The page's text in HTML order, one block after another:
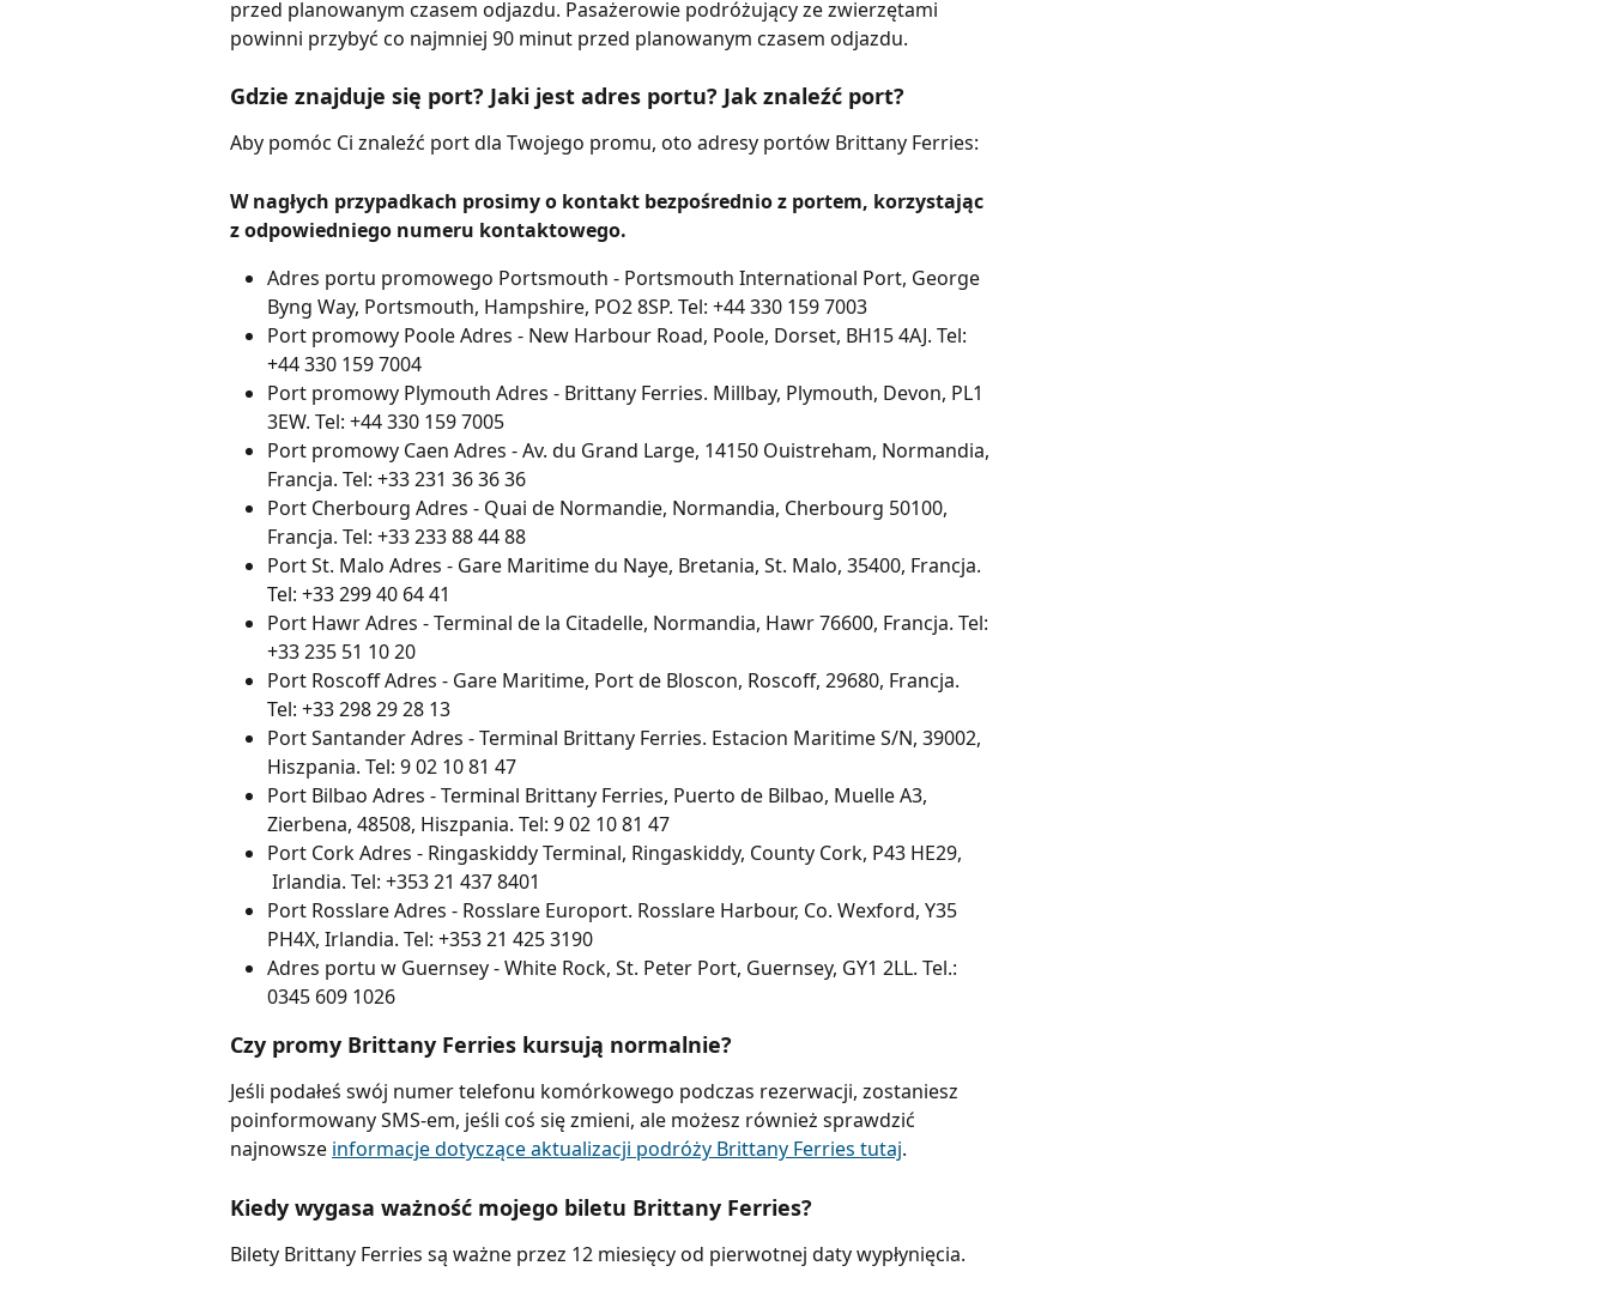
przed planowanym czasem odjazdu. Pasażerowie podróżujący ze zwierzętami
powinni przybyć co najmniej 90 minut przed planowanym czasem odjazdu.
Gdzie znajduje się port? Jaki jest adres portu? Jak znaleźć port?
Aby pomóc Ci znaleźć port dla Twojego promu, oto adresy portów Brittany Ferries:
W nagłych przypadkach prosimy o kontakt bezpośrednio z portem, korzystając
z odpowiedniego numeru kontaktowego.
Adres portu promowego Portsmouth - Portsmouth International Port, George
Byng Way, Portsmouth, Hampshire, PO2 8SP. Tel: +44 330 159 7003
Port promowy Poole Adres - New Harbour Road, Poole, Dorset, BH15 4AJ. Tel:
+44 330 159 7004
Port promowy Plymouth Adres - Brittany Ferries. Millbay, Plymouth, Devon, PL1
3EW. Tel: +44 330 159 7005
Port promowy Caen Adres - Av. du Grand Large, 14150 Ouistreham, Normandia,
Francja. Tel: +33 231 36 36 36
Port Cherbourg Adres - Quai de Normandie, Normandia, Cherbourg 50100,
Francja. Tel: +33 233 88 44 88
Port St. Malo Adres - Gare Maritime du Naye, Bretania, St. Malo, 35400, Francja.
Tel: +33 299 40 64 41
Port Hawr Adres - Terminal de la Citadelle, Normandia, Hawr 76600, Francja. Tel:
+33 235 51 10 20
Port Roscoff Adres - Gare Maritime, Port de Bloscon, Roscoff, 29680, Francja.
Tel: +33 298 29 28 13
Port Santander Adres - Terminal Brittany Ferries. Estacion Maritime S/N, 39002,
Hiszpania. Tel: 9 02 10 81 47
Port Bilbao Adres - Terminal Brittany Ferries, Puerto de Bilbao, Muelle A3,
Zierbena, 48508, Hiszpania. Tel: 9 02 10 81 47
Port Cork Adres - Ringaskiddy Terminal, Ringaskiddy, County Cork, P43 HE29,
Irlandia. Tel: +353 21 437 8401
Port Rosslare Adres - Rosslare Europort. Rosslare Harbour, Co. Wexford, Y35
PH4X, Irlandia. Tel: +353 21 425 3190
Adres portu w Guernsey - White Rock, St. Peter Port, Guernsey, GY1 2LL. Tel.:
0345 609 1026
Czy promy Brittany Ferries kursują normalnie?
Jeśli podałeś swój numer telefonu komórkowego podczas rezerwacji, zostaniesz
poinformowany SMS-em, jeśli coś się zmieni, ale możesz również sprawdzić
najnowsze informacje dotyczące aktualizacji podróży Brittany Ferries tutaj.
Kiedy wygasa ważność mojego biletu Brittany Ferries?
Bilety Brittany Ferries są ważne przez 12 miesięcy od pierwotnej daty wypłynięcia.